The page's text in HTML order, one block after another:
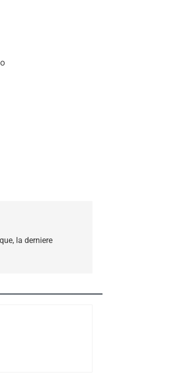
la derniere
MA JUDAÏTE Par Thérèse Zrihen-